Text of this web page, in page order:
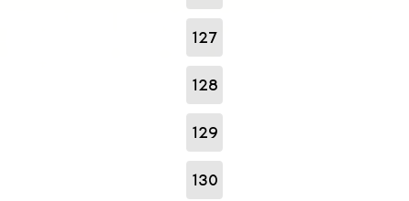
127
128
129
130